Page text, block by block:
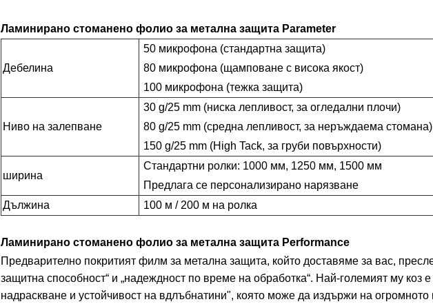
Ламинирано стоманено фолио за метална защита Parameter
Дебелина
50 микрофона (стандартна защита)
80 микрофона (щамповане с висока якост)
100 микрофона (тежка защита)
Ниво на залепване
30 g/25 mm (ниска лепливост, за огледални плочи)
80 g/25 mm (средна лепливост, за неръждаема стомана)
150 g/25 mm (High Tack, за груби повърхности)
ширина
Стандартни ролки: 1000 мм, 1250 мм, 1500 мм
Предлага се персонализирано нарязване
Дължина
100 м / 200 м на ролка
Ламинирано стоманено фолио за метална защита Performance
Предварително покритият филм за метална защита, който доставяме за вас,
защитна способност“ и „надеждност по време на обработка“. Най-големият му коз е
надраскване и устойчивост на вдлъбнатини", която може да издържи на огромното